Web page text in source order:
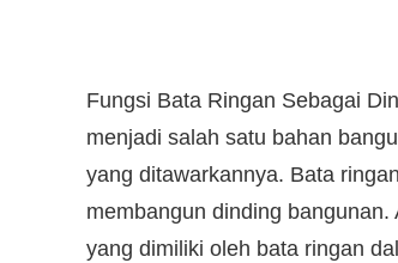
Fungsi Bata Ringan Sebagai
menjadi salah satu bahan
yang ditawarkannya. Bata
membangun dinding
yang dimiliki oleh bata ringan